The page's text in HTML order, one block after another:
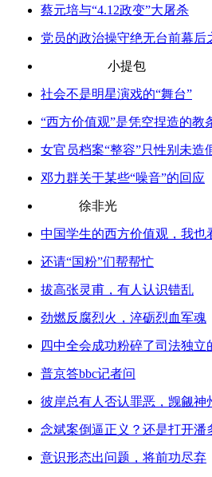
蔡元培与“4.12政变”大屠杀
党员的政治操守绝无台前幕后
小提包
社会不是明星演戏的“舞台”
“西方价值观”是凭空捏造的教
女官员档案“整容”只性别未造
邓力群关于某些“噪音”的回应
徐非光
中国学生的西方价值观，我也
还请“国粉”们帮帮忙
拔高张灵甫，有人认识错乱
劲燃反腐烈火，淬砺烈血军魂
四中全会成功粉碎了司法独立
普京答bbc记者问 弗拉
彼岸总有人否认罪恶，觊觎神
念斌案倒逼正义？还是打开潘
意识形态出问题，将前功尽弃